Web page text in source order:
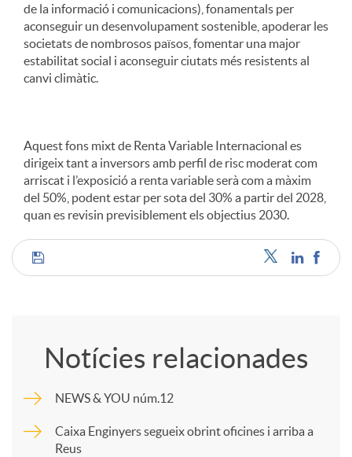
de la informació i comunicacions), fonamentals per
aconseguir un desenvolupament sostenible, apoderar les
societats de nombrosos països, fomentar una major
estabilitat social i aconseguir ciutats més resistents al
canvi climàtic.
Aquest fons mixt de Renta Variable Internacional es
dirigeix tant a inversors amb perfil de risc moderat com
arriscat i l’exposició a renta variable serà com a màxim
del 50%, podent estar per sota del 30% a partir del 2028,
quan es revisin previsiblement els objectius 2030.
C
m
p
Notícies relacionades
NEWS & YOU núm.12
Caixa Enginyers segueix obrint oficines i arriba a
Reus